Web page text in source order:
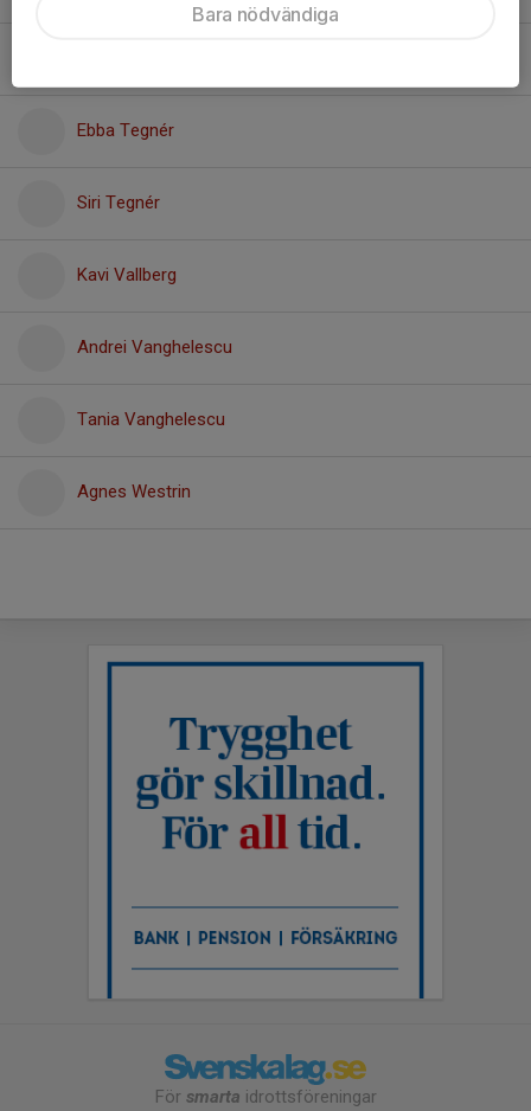
Ebba Tegnér
Siri Tegnér
Kavi Vallberg
Andrei Vanghelescu
Tania Vanghelescu
Agnes Westrin
För smarta idrottsföreningar
Bara nödvändiga